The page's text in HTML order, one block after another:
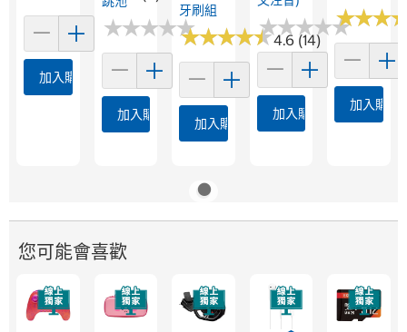
加入購物車
★★★★★
★★★★★
加入購物車
牙刷組
★★★★★
★★★★★4.6 (14)
加入購物車
★★★★★
★★★★★
加入購物車
★★★
★★★
加入購物
您可能會喜歡